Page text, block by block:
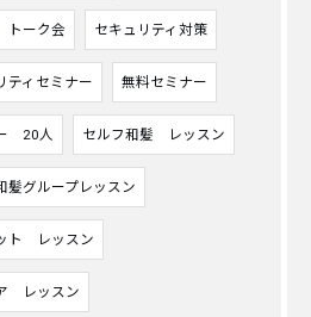
ーク会 セキュリティ対策
ティセミナー 無料セミナー
20人 セルフ和髪 レッスン
髪グループレッスン
ト レッスン
レッスン